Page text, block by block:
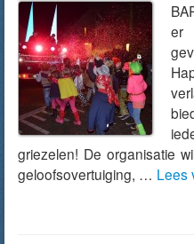
er
griezelen! De organisatie
geloofsovertuiging, … Lees